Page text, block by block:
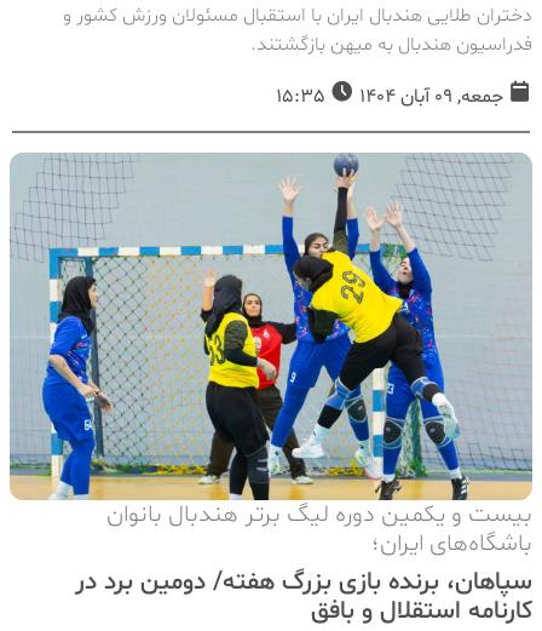
دختران طلایی هندبال ایران با استقبال مسئولان ورزش کشور و
فدراسیون هندبال به میهن بازگشتند.
جمعه, 09 آبان 1404
بیست و یکمین دوره لیگ برتر هندبال بانوان
باشگاه‌های ایران؛
سپاهان، برنده بازی بزرگ هفته/ دومین برد در
کارنامه استقلال و بافق